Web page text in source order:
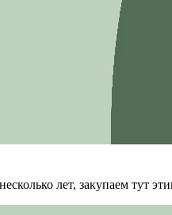
лет, закупаем тут